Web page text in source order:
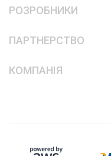
РОЗРОБНИКИ
ПАРТНЕРСТВО
КОМПАНІЯ